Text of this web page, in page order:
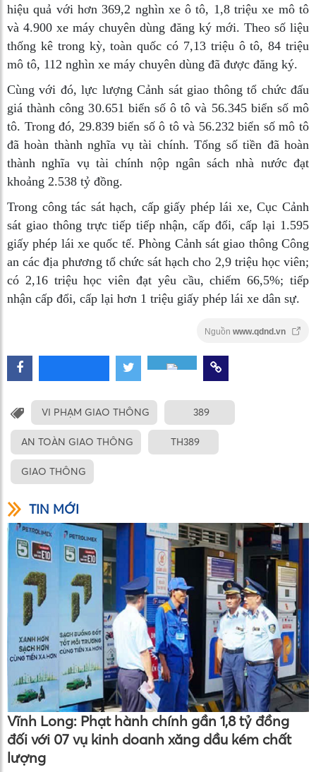
hiệu quả với hơn 369,2 nghìn xe ô tô, 1,8 triệu xe mô tô
và 4.900 xe máy chuyên dùng đăng ký mới. Theo số liệu
thống kê trong kỳ, toàn quốc có 7,13 triệu ô tô, 84 triệu
mô tô, 112 nghìn xe máy chuyên dùng đã được đăng ký.
Cùng với đó, lực lượng Cảnh sát giao thông tổ chức đấu
giá thành công 30.651 biển số ô tô và 56.345 biển số mô
tô. Trong đó, 29.839 biển số ô tô và 56.232 biển số mô tô
đã hoàn thành nghĩa vụ tài chính. Tổng số tiền đã hoàn
thành nghĩa vụ tài chính nộp ngân sách nhà nước đạt
khoảng 2.538 tỷ đồng.
Trong công tác sát hạch, cấp giấy phép lái xe, Cục Cảnh
sát giao thông trực tiếp tiếp nhận, cấp đổi, cấp lại 1.595
giấy phép lái xe quốc tế. Phòng Cảnh sát giao thông Công
an các địa phương tổ chức sát hạch cho 2,9 triệu học viên;
có 2,16 triệu học viên đạt yêu cầu, chiếm 66,5%; tiếp
nhận cấp đổi, cấp lại hơn 1 triệu giấy phép lái xe dân sự.
Nguồn www.qdnd.vn
VI PHẠM GIAO THÔNG 389
AN TOÀN GIAO THÔNG TH389
GIAO THÔNG
TIN MỚI
Vĩnh Long: Phạt hành chính gần 1,8 tỷ đồng
đối với 07 vụ kinh doanh xăng dầu kém chất
lượng